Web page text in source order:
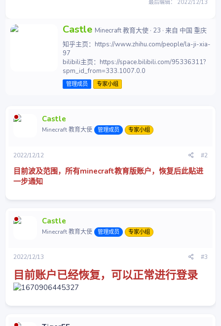
最后编辑： 2022/12/13
撰
者
Castle Minecraft 教育大使 · 23 · 来自 中国 重庆
知乎主页：https://www.zhihu.com/people/la-ji-xia-
97
bilibili主页：https://space.bilibili.com/95336311?
spm_id_from=333.1007.0.0
管理成员 专家小组
Castle
Minecraft 教育大使 管理成员 专家小组
2022/12/12 #2
目前波及范围，所有minecraft教育版账户，恢复后此贴进
一步通知
Castle
Minecraft 教育大使 管理成员 专家小组
2022/12/13 #3
目前账户已经恢复，可以正常进行登录